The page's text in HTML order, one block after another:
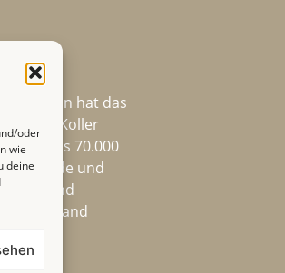
oder
wie
deine
hat das
Pet Koller
mehr als 70.000
Hunde und
und
Deutschland